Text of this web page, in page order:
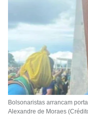
Bolsonaristas arrancam
Alexandre de Moraes